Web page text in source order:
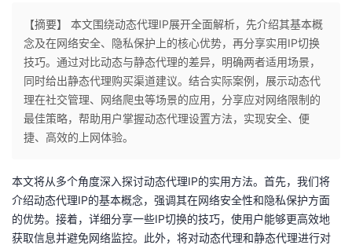
个
人
页
我
开
发
【摘要】 本文围绕动态代理IP展开全面解析，先介绍其基本概
念及在网络安全、隐私保护上的核心优势，再分享实用IP切换
技巧。通过对比动态与静态代理的差异，明确两者适用场景，
同时给出静态代理购买渠道建议。结合实际案例，展示动态代
理在社交管理、网络爬虫等场景的应用，分享应对网络限制的
最佳策略，帮助用户掌握动态代理设置方法，实现安全、便
捷、高效的上网体验。
本文将从多个角度深入探讨动态代理IP的实用方法。首先，我们将
介绍动态代理IP的基本概念，强调其在网络安全性和隐私保护方面
的优势。接着，详细分享一些IP切换的技巧，使用户能够更高效地
获取信息并避免网络监控。此外，将对动态代理和静态代理进行对